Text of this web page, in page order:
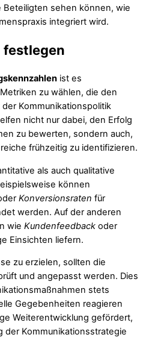
Beteiligten sehen können, wie
integriert wird.
festlegen
ist es
zu wählen, die den
Kommunikationspolitik
nicht nur dabei, den Erfolg
zu bewerten, sondern auch,
frühzeitig zu identifizieren.
als auch qualitative
können
Konversionsraten für
werden. Auf der anderen
wie Kundenfeedback oder
Einsichten liefern.
zu erzielen, sollten die
und angepasst werden. Dies
stets
Gegebenheiten reagieren
Weiterentwicklung gefördert,
der Kommunikationsstrategie